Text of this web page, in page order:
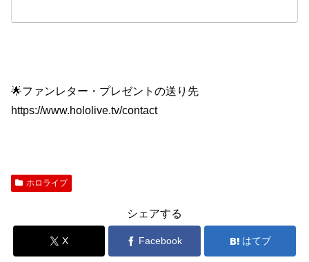
🌟ファンレター・プレゼントの送り先
https://www.hololive.tv/contact
ホロライブ
シェアする
X Facebook はてブ